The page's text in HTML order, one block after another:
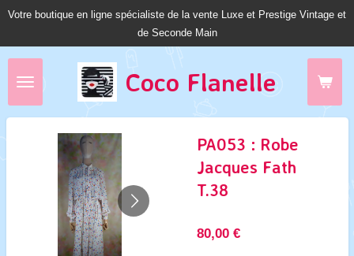
Passer
Coco Flanelle
Votre boutique en ligne spécialiste de la vente Luxe et Prestige Vintage et
de Seconde Main
PA053 : Robe
Jacques Fath
T.38
80,00 €